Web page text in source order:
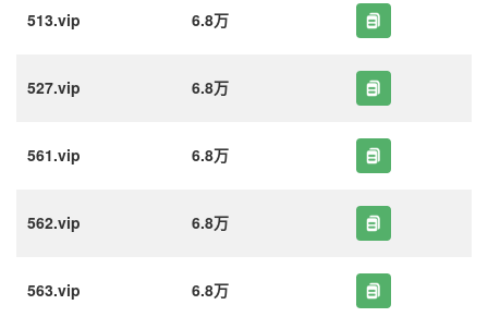
513.vip 6.8万
527.vip 6.8万
561.vip 6.8万
562.vip 6.8万
563.vip 6.8万